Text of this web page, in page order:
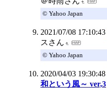
© Yahoo Japan
2021/07/08 17:10:43
スさん
© Yahoo Japan
2020/04/03 19:30:48
和という風～ ver,3